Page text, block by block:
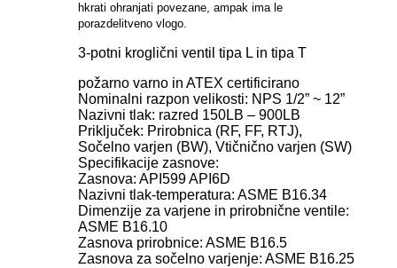
hkrati ohranjati povezane, ampak ima le
porazdelitveno vlogo.
3-potni kroglični ventil tipa L in tipa T
požarno varno in ATEX certificirano
Nominalni razpon velikosti: NPS 1/2” ~ 12”
Nazivni tlak: razred 150LB – 900LB
Priključek: Prirobnica (RF, FF, RTJ),
Sočelno varjen (BW), Vtičnično varjen (SW)
Specifikacije zasnove:
Zasnova: API599 API6D
Nazivni tlak-temperatura: ASME B16.34
Dimenzije za varjene in prirobnične ventile:
ASME B16.10
Zasnova prirobnice: ASME B16.5
Zasnova za sočelno varjenje: ASME B16.25